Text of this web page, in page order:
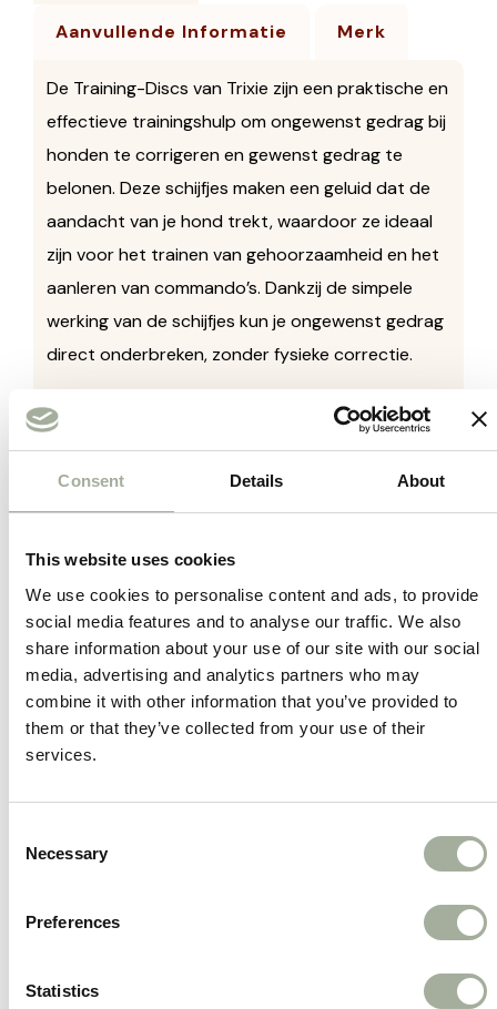
Consent Details About
This website uses cookies
We use cookies to personalise content and ads, to provide
social media features and to analyse our traffic. We also
share information about your use of our site with our social
media, advertising and analytics partners who may
combine it with other information that you’ve provided to
them or that they’ve collected from your use of their
services.
Selection
Necessary
Preferences
Statistics
Aanvullende Informatie Merk
De Training-Discs van Trixie zijn een praktische en
effectieve trainingshulp om ongewenst gedrag bij
honden te corrigeren en gewenst gedrag te
belonen. Deze schijfjes maken een geluid dat de
aandacht van je hond trekt, waardoor ze ideaal
zijn voor het trainen van gehoorzaamheid en het
aanleren van commando’s. Dankzij de simpele
werking van de schijfjes kun je ongewenst gedrag
direct onderbreken, zonder fysieke correctie.
Trixie Training-Discs zijn geschikt voor zowel
beginnende als ervaren trainers en zijn een
diervriendelijke manier om je hond snel en
effectief te trainen.
Effectief gehoorzaamheidstraining
Helpt ongewenst gedrag te corrigeren en
gewenst gedrag te belonen.
Geluidssignaal: Stimuleert de aandacht
van de hond op een zachte manier.
Geschikt voor elke hond: Ongeacht
leeftijd of ras.
Diervriendelijke methode
: Geen fysieke
Gebruik de Training-Discs van Trixie om je hond
op een zachte en effectieve manier te trainen en